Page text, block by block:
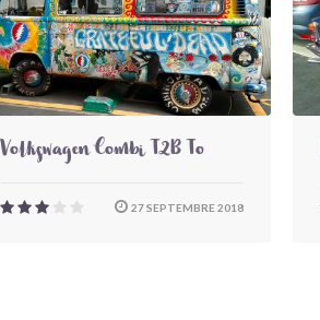
Volkswagen Combi T2B To
27 SEPTEMBRE 2018